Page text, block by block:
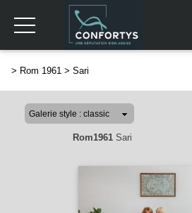
> Rom 1961 > Sari
Rom1961Sari